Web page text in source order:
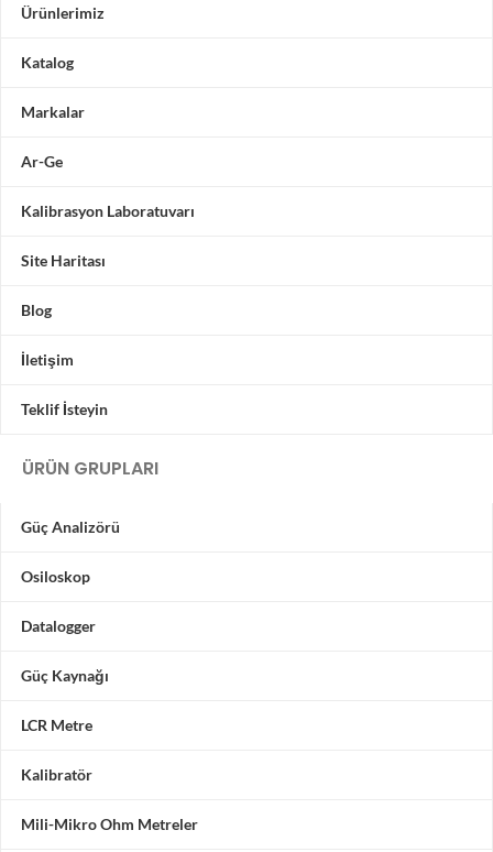
Ürünlerimiz
Katalog
Markalar
Ar-Ge
Kalibrasyon Laboratuvarı
Site Haritası
Blog
İletişim
Teklif İsteyin
ÜRÜN GRUPLARI
Güç Analizörü
Osiloskop
Datalogger
Güç Kaynağı
LCR Metre
Kalibratör
Mili-Mikro Ohm Metreler